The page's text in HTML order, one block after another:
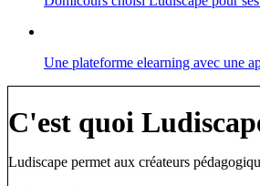
Une plateforme elearning avec une
C'est quoi
Ludiscape permet aux créateurs